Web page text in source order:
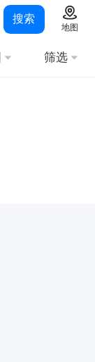
搜索
地图
筛选